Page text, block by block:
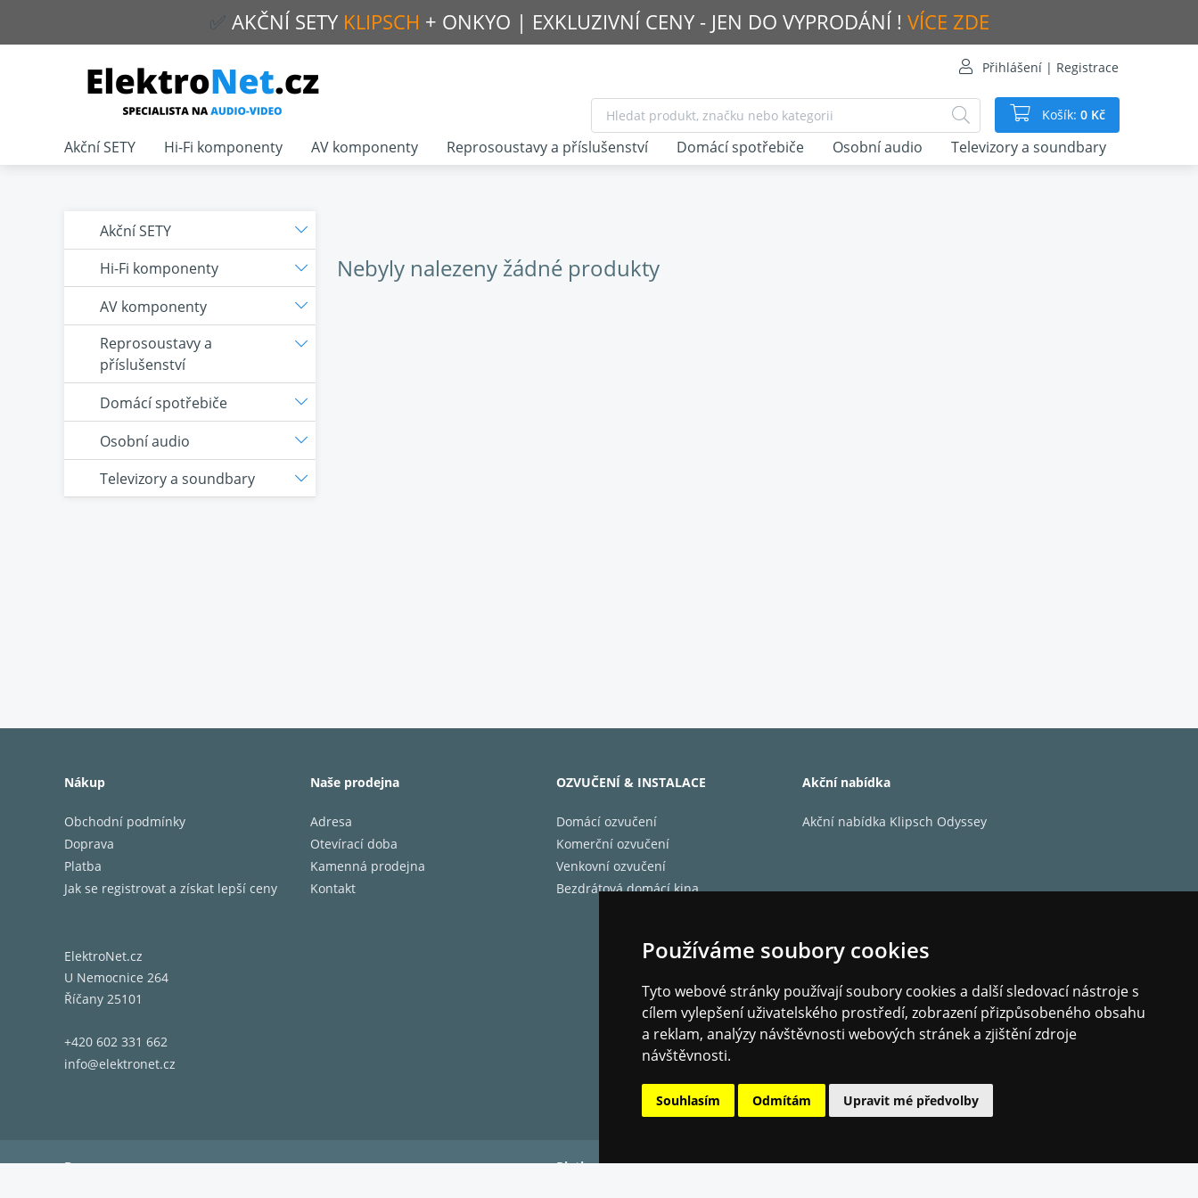
Používáme soubory cookies
Tyto webové stránky používají soubory cookies a další sledovací nástroje s
cílem vylepšení uživatelského prostředí, zobrazení přizpůsobeného obsahu
a reklam, analýzy návštěvnosti webových stránek a zjištění zdroje
návštěvnosti.
Souhlasím Odmítám Upravit mé předvolby
✅ AKČNÍ SETY KLIPSCH + ONKYO | EXKLUZIVNÍ CENY - JEN DO VYPRODÁNÍ ! VÍCE ZDE
Přihlášení | Registrace
Košík: 0 Kč
Nebyly nalezeny žádné produkty
Akční SETY
Hi-Fi komponenty
AV komponenty
Reprosoustavy a
příslušenství
Domácí spotřebiče
Osobní audio
Televizory a soundbary
Akční SETY Hi-Fi komponenty AV komponenty Reprosoustavy a příslušenství Domácí spotřebiče Osobní audio Televizory a soundbary
Nákup
Obchodní podmínky
Doprava
Platba
Jak se registrovat a získat lepší ceny
Naše prodejna
Adresa
Otevírací doba
Kamenná prodejna
Kontakt
OZVUČENÍ & INSTALACE
Domácí ozvučení
Komerční ozvučení
Venkovní ozvučení
Bezdrátová domácí kina
Akční nabídka
Akční nabídka Klipsch Odyssey
ElektroNet.cz
U Nemocnice 264
Říčany 25101
+420 602 331 662
info@elektronet.cz
Doprava Platba